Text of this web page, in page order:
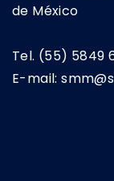
de México
Tel. (55) 5849
E-mail: